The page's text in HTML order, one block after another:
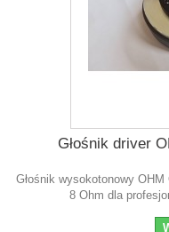
Głośnik driver
Głośnik wysokotonowy
8 Ohm dla